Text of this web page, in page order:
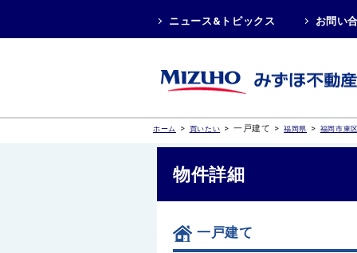
ニュース&トピックス お問い
ホーム > 買いたい > 一戸建て > 福岡県 > 福岡市東
物件詳細
一戸建て